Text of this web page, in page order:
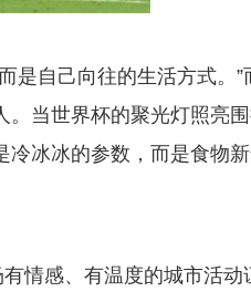
是自己向往的生活方式。”
。当世界杯的聚光灯照亮
冷冰冰的参数，而是食物
情感、有温度的城市活动